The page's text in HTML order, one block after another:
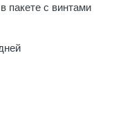
пакете с винтами